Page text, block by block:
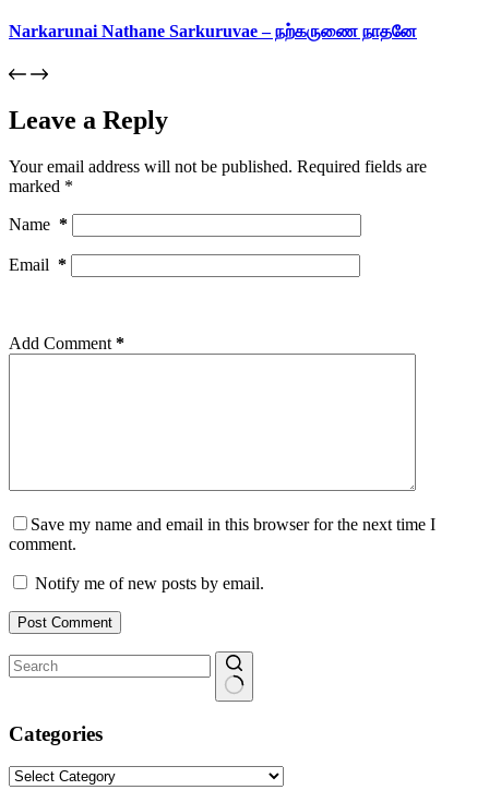
Narkarunai Nathane Sarkuruvae – நற்கருணை நாதனே
Leave a Reply
Your email address will not be published. Required fields are
marked *
Name *
Email *
Add Comment *
Save my name and email in this browser for the next time I
comment.
Notify me of new posts by email.
Post Comment
results
Categories
Categories